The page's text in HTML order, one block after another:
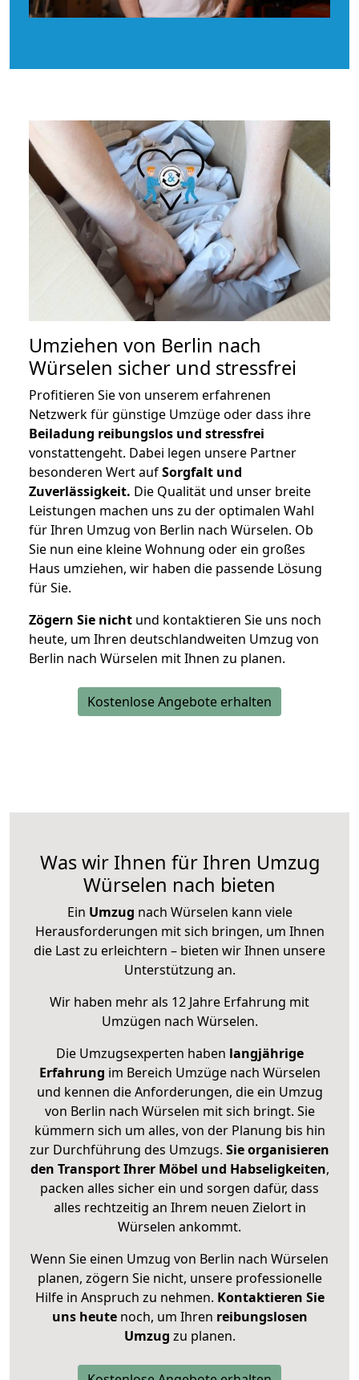
Umziehen von Berlin nach
Würselen sicher und stressfrei
Profitieren Sie von unserem erfahrenen
Netzwerk für günstige Umzüge oder dass ihre
Beiladung reibungslos und stressfrei
vonstattengeht. Dabei legen unsere Partner
besonderen Wert aufSorgfalt und
Zuverlässigkeit. Die Qualität und unser breite
Leistungen machen uns zu der optimalen Wahl
für Ihren Umzug von Berlin nach Würselen. Ob
Sie nun eine kleine Wohnung oder ein großes
Haus umziehen, wir haben die passende Lösung
für Sie.
Zögern Sie nicht und kontaktieren Sie uns noch
heute, um Ihren deutschlandweiten Umzug von
Berlin nach Würselen mit Ihnen zu planen.
Kostenlose Angebote erhalten
Was wir Ihnen für Ihren Umzug
Würselen nach bieten
Ein Umzug nach Würselen kann viele
Herausforderungen mit sich bringen, um Ihnen
die Last zu erleichtern – bieten wir Ihnen unsere
Unterstützung an.
Wir haben mehr als 12 Jahre Erfahrung mit
Umzügen nach Würselen.
Die Umzugsexperten haben langjährige
Erfahrung im Bereich Umzüge nach Würselen
und kennen die Anforderungen, die ein Umzug
von Berlin nach Würselen mit sich bringt. Sie
kümmern sich um alles, von der Planung bis hin
zur Durchführung des Umzugs. Sie organisieren
den Transport Ihrer Möbel und Habseligkeiten,
packen alles sicher ein und sorgen dafür, dass
alles rechtzeitig an Ihrem neuen Zielort in
Würselen ankommt.
Wenn Sie einen Umzug von Berlin nach Würselen
planen, zögern Sie nicht, unsere professionelle
Hilfe in Anspruch zu nehmen. Kontaktieren Sie
uns heutenoch, um Ihren reibungslosen
Umzug zu planen.